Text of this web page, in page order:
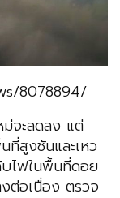
8078894/
ม่จะลดลง แต่
สูงชันและเหว
ไฟในพื้นที่ดอย
ต่อเนื่อง ตรวจ